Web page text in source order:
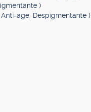
)
Anti-age, Despigmentante )